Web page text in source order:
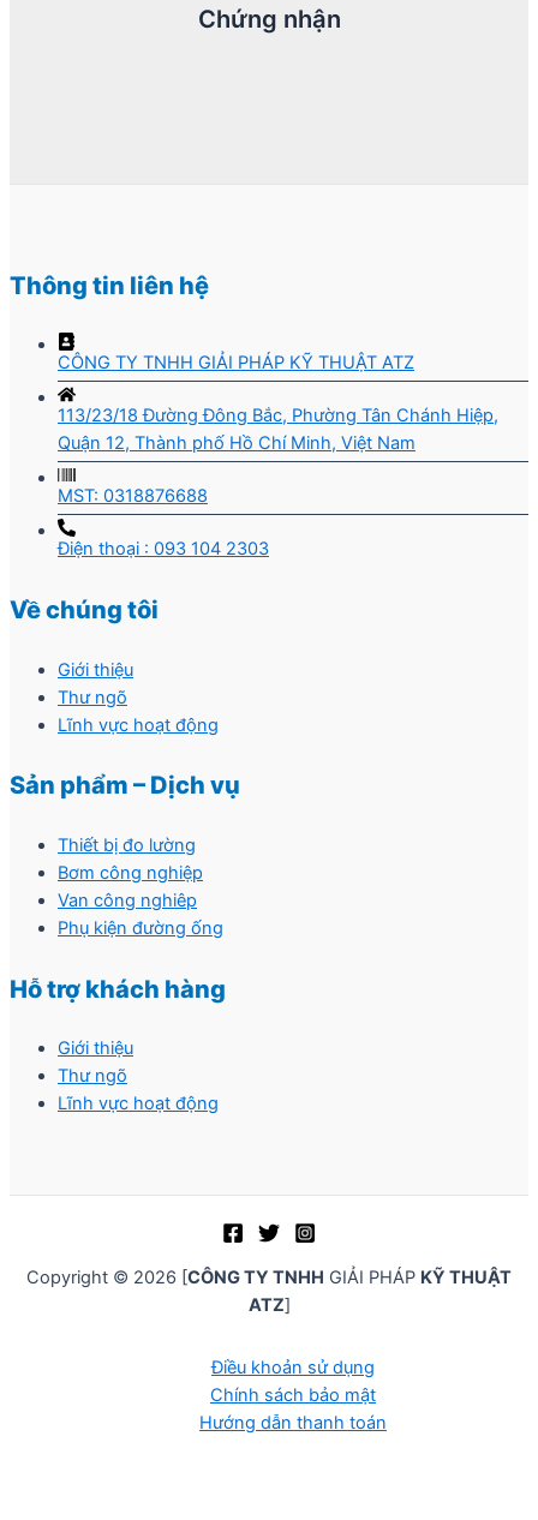
Chứng nhận
Thông tin liên hệ
CÔNG TY TNHH GIẢI PHÁP KỸ THUẬT ATZ
113/23/18 Đường Đông Bắc, Phường Tân Chánh Hiệp,
Quận 12, Thành phố Hồ Chí Minh, Việt Nam
MST: 0318876688
Điện thoại : 093 104 2303
Về chúng tôi
Giới thiệu
Thư ngõ
Lĩnh vực hoạt động
Sản phẩm – Dịch vụ
Thiết bị đo lường
Bơm công nghiệp
Van công nghiêp
Phụ kiện đường ống
Hỗ trợ khách hàng
Giới thiệu
Thư ngõ
Lĩnh vực hoạt động
Copyright © 2026 [CÔNG TY TNHH GIẢI PHÁP KỸ THUẬT
ATZ]
Điều khoản sử dụng
Chính sách bảo mật
Hướng dẫn thanh toán